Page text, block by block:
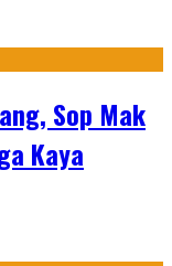
Sop Mak
Kaya